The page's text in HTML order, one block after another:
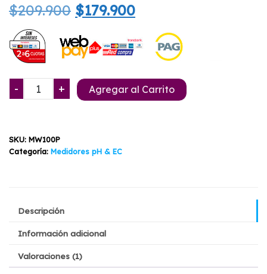
de 5 en
base a
de un
cliente
$209.900 El
precio
original
era:
$209.900.
$179.900El
precio
actual
es:
$179.900.
-
Medidor
PRO
Milwaukee
cantidad
+ Agregar al Carrito
SKU: MW100P
Categoría: Medidores pH & EC
Descripción
Información adicional
Valoraciones (1)